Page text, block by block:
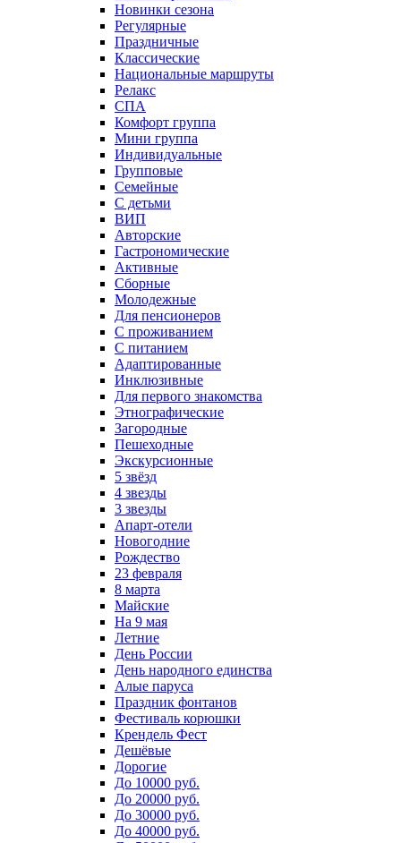
Новинки сезона
Регулярные
Праздничные
Классические
Национальные маршруты
Релакс
СПА
Комфорт группа
Мини группа
Индивидуальные
Групповые
Семейные
С детьми
ВИП
Авторские
Гастрономические
Активные
Сборные
Молодежные
Для пенсионеров
С проживанием
С питанием
Адаптированные
Инклюзивные
Для первого знакомства
Этнографические
Загородные
Пешеходные
Экскурсионные
5 звёзд
4 звезды
3 звезды
Апарт-отели
Новогодние
Рождество
23 февраля
8 марта
Майские
На 9 мая
Летние
День России
День народного единства
Алые паруса
Праздник фонтанов
Фестиваль корюшки
Крендель Фест
Дешёвые
Дорогие
До 10000 руб.
До 20000 руб.
До 30000 руб.
До 40000 руб.